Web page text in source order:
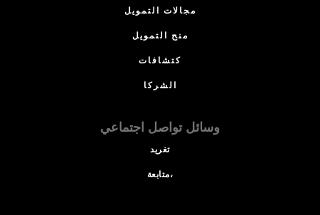
مجالات التمويل
منح التمويل
كتشافات
الشركا
وسائل تواصل اجتماعي
تغريد
متابعة،